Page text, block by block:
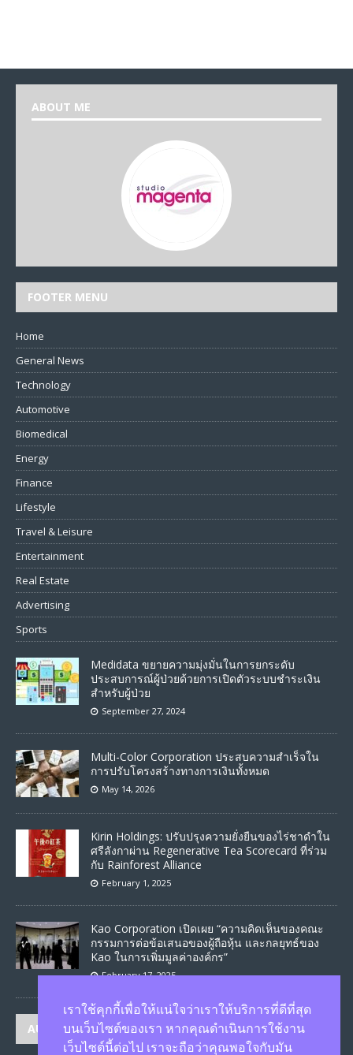
ABOUT ME
FOOTER MENU
Home
General News
Technology
Automotive
Biomedical
Energy
Finance
Lifestyle
Travel & Leisure
Entertainment
Real Estate
Advertising
Sports
Medidata ขยายความมุ่งมั่นในการยกระดับ
ประสบการณ์ผู้ป่วยด้วยการเปิดตัวระบบชำระเงิน
สำหรับผู้ป่วย
September 27, 2024
Multi-Color Corporation ประสบความสำเร็จใน
การปรับโครงสร้างทางการเงินทั้งหมด
May 14, 2026
Kirin Holdings: ปรับปรุงความยั่งยืนของไร่ชาดำใน
ศรีลังกาผ่าน Regenerative Tea Scorecard ที่ร่วม
กับ Rainforest Alliance
February 1, 2025
Kao Corporation เปิดเผย “ความคิดเห็นของคณะ
กรรมการต่อข้อเสนอของผู้ถือหุ้น และกลยุทธ์ของ
Kao ในการเพิ่มมูลค่าองค์กร”
February 17, 2025
AUTHORS
เราใช้คุกกี้เพื่อให้แน่ใจว่าเราให้บริการที่ดีที่สุด
บนเว็บไซต์ของเรา หากคุณดำเนินการใช้งาน
เว็บไซต์นี้ต่อไป เราจะถือว่าคุณพอใจกับมัน